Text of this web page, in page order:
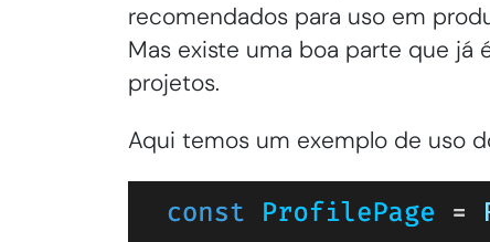
recomendados para uso em
Mas existe uma boa parte que já
projetos.
Aqui temos um exemplo de uso